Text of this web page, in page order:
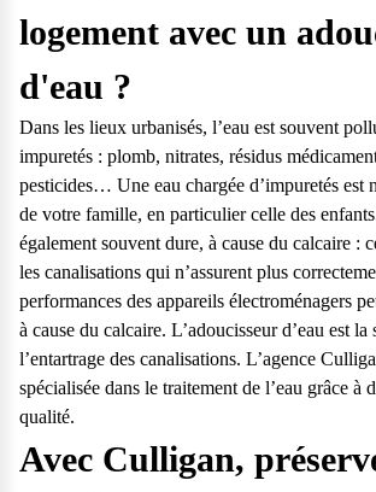
logement avec un
d'eau ?
Dans les lieux urbanisés, l’eau est souvent
impuretés : plomb, nitrates, résidus
pesticides… Une eau chargée d’impuretés est
de votre famille, en particulier celle des
également souvent dure, à cause du calcaire :
les canalisations qui n’assurent plus
performances des appareils électroménagers
à cause du calcaire. L’adoucisseur d’eau est
l’entartrage des canalisations. L’agence
spécialisée dans le traitement de l’eau grâce à
qualité.
Avec Culligan,